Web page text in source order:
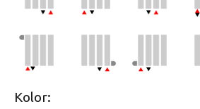
Kolor: